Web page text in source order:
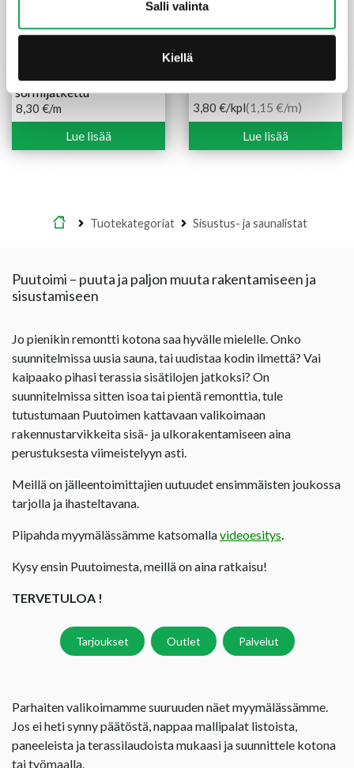
Salli valinta
Kiellä
mm Lautanurmi mänty
sormijatkettu
8,30 €/m
Lue lisää
Lasilista 11X14X3300 mm
mänty
3,80 €/kpl(1,15 €/m)
Lue lisää
Etusivu
Tuotekategoriat Sisustus- ja saunalistat
Puutoimi – puuta ja paljon muuta rakentamiseen ja
sisustamiseen
Jo pienikin remontti kotona saa hyvälle mielelle. Onko
suunnitelmissa uusia sauna, tai uudistaa kodin ilmettä? Vai
kaipaako pihasi terassia sisätilojen jatkoksi? On
suunnitelmissa sitten isoa tai pientä remonttia, tule
tutustumaan Puutoimen kattavaan valikoimaan
rakennustarvikkeita sisä- ja ulkorakentamiseen aina
perustuksesta viimeistelyyn asti.
Meillä on jälleentoimittajien uutuudet ensimmäisten joukossa
tarjolla ja ihasteltavana.
Piipahda myymälässämme katsomallavideoesitys.
Kysy ensin Puutoimesta, meillä on aina ratkaisu!
TERVETULOA !
Tarjoukset Outlet Palvelut
Parhaiten valikoimamme suuruuden näet myymälässämme.
Jos ei heti synny päätöstä, nappaa mallipalat listoista,
paneeleista ja terassilaudoista mukaasi ja suunnittele kotona
tai työmaalla.